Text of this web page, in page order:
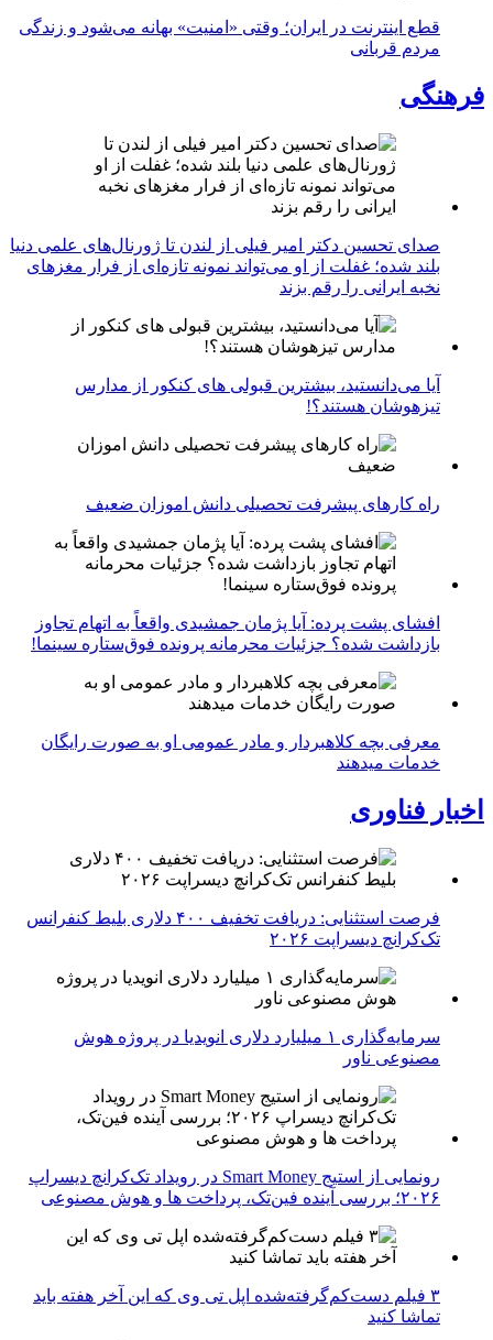
قطع اینترنت در ایران؛ وقتی «امنیت» بهانه می‌شود و زندگی
مردم قربانی
فرهنگی
صدای تحسین دکتر امیر فیلی از لندن تا ژورنال‌های علمی دنیا
بلند شده؛ غفلت از او می‌تواند نمونه تازه‌ای از فرار مغزهای
نخبه ایرانی را رقم بزند
آیا می‌دانستید، بیشترین قبولی های کنکور از مدارس
تیزهوشان هستند؟!
راه کارهای پیشرفت تحصیلی دانش اموزان ضعیف
افشای پشت پرده: آیا پژمان جمشیدی واقعاً به اتهام تجاوز
بازداشت شده؟ جزئیات محرمانه پرونده فوق‌ستاره سینما!
معرفی بچه کلاهبردار و مادر عمومی او به صورت رایگان
خدمات میدهند
اخبار فناوری
فرصت استثنایی: دریافت تخفیف ۴۰۰ دلاری بلیط کنفرانس
تک‌کرانچ دیسراپت ۲۰۲۶
سرمایه‌گذاری ۱ میلیارد دلاری انویدیا در پروژه هوش
مصنوعی ناور
رونمایی از استیج Smart Money در رویداد تک‌کرانچ دیسراپ
۲۰۲۶؛ بررسی آینده فین‌تک، پرداخت‌ ها و هوش مصنوعی
۳ فیلم دست‌کم‌گرفته‌شده اپل تی وی که این آخر هفته باید
تماشا کنید